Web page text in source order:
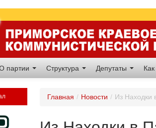
партии Структура Депутаты
Главная / Новости / Из Находки